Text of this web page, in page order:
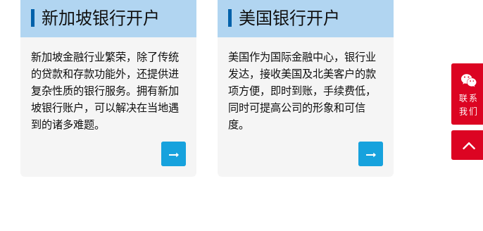
新加坡金融行业繁荣，除了传统
的贷款和存款功能外，还提供进
复杂性质的银行服务。拥有新加
坡银行账户，可以解决在当地遇
到的诸多难题。
美国银行开户
美国作为国际金融中心，银行业
发达，接收美国及北美客户的款
项方便，即时到账，手续费低，
同时可提高公司的形象和可信
度。
联系
我们